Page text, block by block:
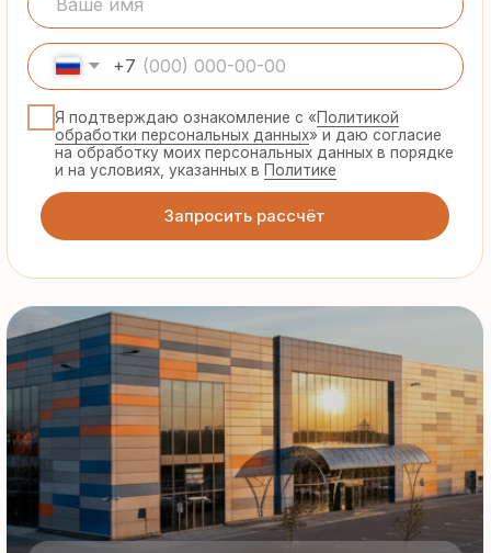
Сертифицированная
продукция
Все сэндвич-панели и профнастил
стандартам качества
Гарантия
от производителя
Предоставляем официальную гарантию
на материалы и подтверждаем
надёжность каждой партии
termopanel-m@mail.ru
8 495 055 96 59